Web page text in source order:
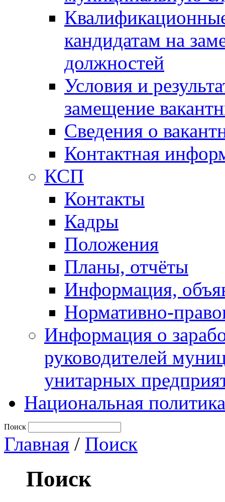
кандидатам на
должностей
Условия и
замещение
Сведения о
Контактная
КСП
Контакты
Кадры
Положения
Планы, отчёты
Информация,
Нормативно-
Информация о
руководителей
унитарных
Национальная политика
Поиск
Главная / Поиск
Поиск